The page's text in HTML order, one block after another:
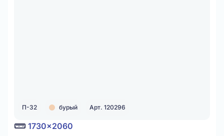
П-32 бурый Арт. 120296
1730x2060